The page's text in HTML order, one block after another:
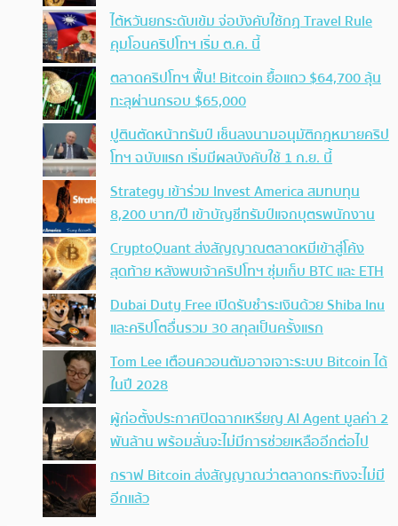
ไต้หวันยกระดับเข้ม จ่อบังคับใช้กฏ Travel Rule
คุมโอนคริปโทฯ เริ่ม ต.ค. นี้
ตลาดคริปโทฯ ฟื้น! Bitcoin ยื้อแถว $64,700 ลุ้น
ทะลุผ่านกรอบ $65,000
ปูตินตัดหน้าทรัมป์ เซ็นลงนามอนุมัติกฎหมายคริป
โทฯ ฉบับแรก เริ่มมีผลบังคับใช้ 1 ก.ย. นี้
Strategy เข้าร่วม Invest America สมทบทุน
8,200 บาท/ปี เข้าบัญชีทรัมป์แจกบุตรพนักงาน
CryptoQuant ส่งสัญญาณตลาดหมีเข้าสู่โค้ง
สุดท้าย หลังพบเจ้าคริปโทฯ ซุ่มเก็บ BTC และ ETH
Dubai Duty Free เปิดรับชำระเงินด้วย Shiba Inu
และคริปโตอื่นรวม 30 สกุลเป็นครั้งแรก
Tom Lee เตือนควอนตัมอาจเจาะระบบ Bitcoin ได้
ในปี 2028
ผู้ก่อตั้งประกาศปิดฉากเหรียญ AI Agent มูลค่า 2
พันล้าน พร้อมลั่นจะไม่มีการช่วยเหลืออีกต่อไป
กราฟ Bitcoin ส่งสัญญาณว่าตลาดกระทิงจะไม่มี
อีกแล้ว